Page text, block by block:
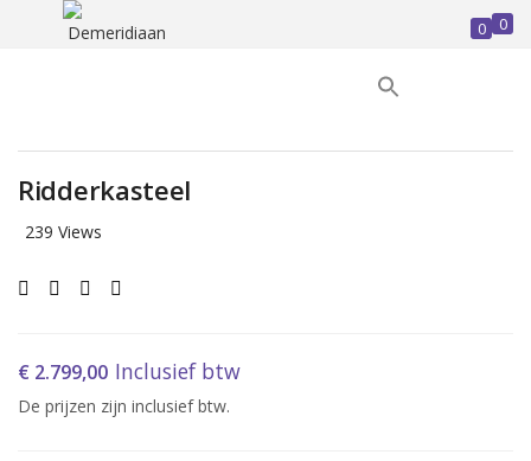
0 0
LOGIN
Enter your username and password to login.
Ridderkasteel
239 Views
€ 2.799,00 Inclusief btw
De prijzen zijn inclusief btw.